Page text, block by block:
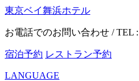
東京ベイ舞浜ホテル
お電話でのお問い合わせ / TEL :
宿泊予約 レストラン予約
LANGUAGE